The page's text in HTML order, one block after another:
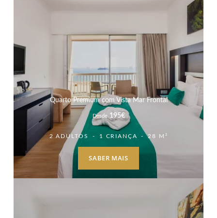
Quarto Premium com Vista Mar Frontal
Desde 195€
2 ADULTOS 1 CRIANÇA 28 M²
SABER MAIS